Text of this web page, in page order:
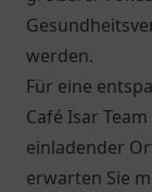
werden.
Für eine
Café Isar
einladender
erwarten Sie